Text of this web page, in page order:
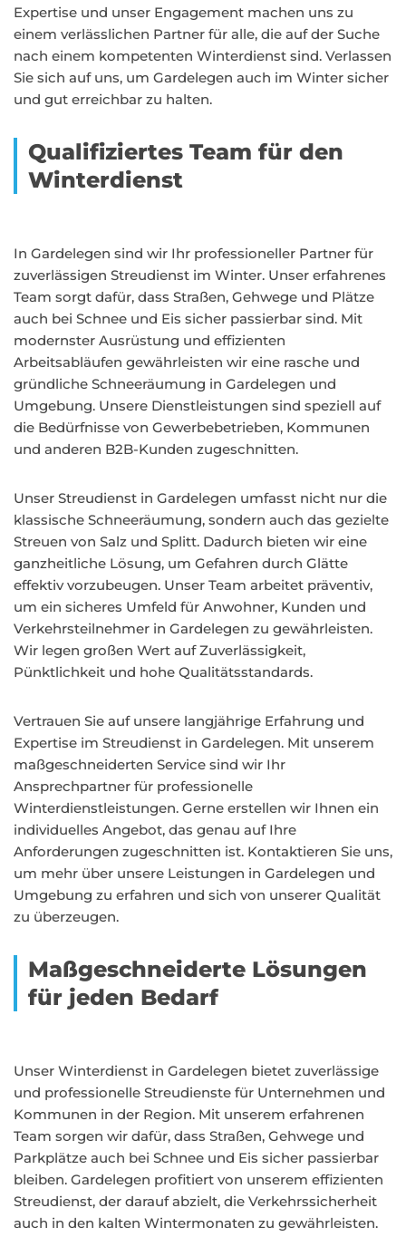
Expertise und unser Engagement machen uns zu
einem verlässlichen Partner für alle, die auf der Suche
nach einem kompetenten Winterdienst sind. Verlassen
Sie sich auf uns, um Gardelegen auch im Winter sicher
und gut erreichbar zu halten.
Qualifiziertes Team für den
Winterdienst
In Gardelegen sind wir Ihr professioneller Partner für
zuverlässigen Streudienst im Winter. Unser erfahrenes
Team sorgt dafür, dass Straßen, Gehwege und Plätze
auch bei Schnee und Eis sicher passierbar sind. Mit
modernster Ausrüstung und effizienten
Arbeitsabläufen gewährleisten wir eine rasche und
gründliche Schneeräumung in Gardelegen und
Umgebung. Unsere Dienstleistungen sind speziell auf
die Bedürfnisse von Gewerbebetrieben, Kommunen
und anderen B2B-Kunden zugeschnitten.
Unser Streudienst in Gardelegen umfasst nicht nur die
klassische Schneeräumung, sondern auch das gezielte
Streuen von Salz und Splitt. Dadurch bieten wir eine
ganzheitliche Lösung, um Gefahren durch Glätte
effektiv vorzubeugen. Unser Team arbeitet präventiv,
um ein sicheres Umfeld für Anwohner, Kunden und
Verkehrsteilnehmer in Gardelegen zu gewährleisten.
Wir legen großen Wert auf Zuverlässigkeit,
Pünktlichkeit und hohe Qualitätsstandards.
Vertrauen Sie auf unsere langjährige Erfahrung und
Expertise im Streudienst in Gardelegen. Mit unserem
maßgeschneiderten Service sind wir Ihr
Ansprechpartner für professionelle
Winterdienstleistungen. Gerne erstellen wir Ihnen ein
individuelles Angebot, das genau auf Ihre
Anforderungen zugeschnitten ist. Kontaktieren Sie uns,
um mehr über unsere Leistungen in Gardelegen und
Umgebung zu erfahren und sich von unserer Qualität
zu überzeugen.
Maßgeschneiderte Lösungen
für jeden Bedarf
Unser Winterdienst in Gardelegen bietet zuverlässige
und professionelle Streudienste für Unternehmen und
Kommunen in der Region. Mit unserem erfahrenen
Team sorgen wir dafür, dass Straßen, Gehwege und
Parkplätze auch bei Schnee und Eis sicher passierbar
bleiben. Gardelegen profitiert von unserem effizienten
Streudienst, der darauf abzielt, die Verkehrssicherheit
auch in den kalten Wintermonaten zu gewährleisten.